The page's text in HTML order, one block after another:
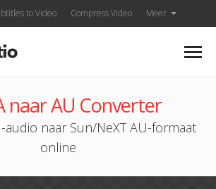
to Video Compress Video Meer
naar AU Converter
naar Sun/NeXT AU-formaat
online